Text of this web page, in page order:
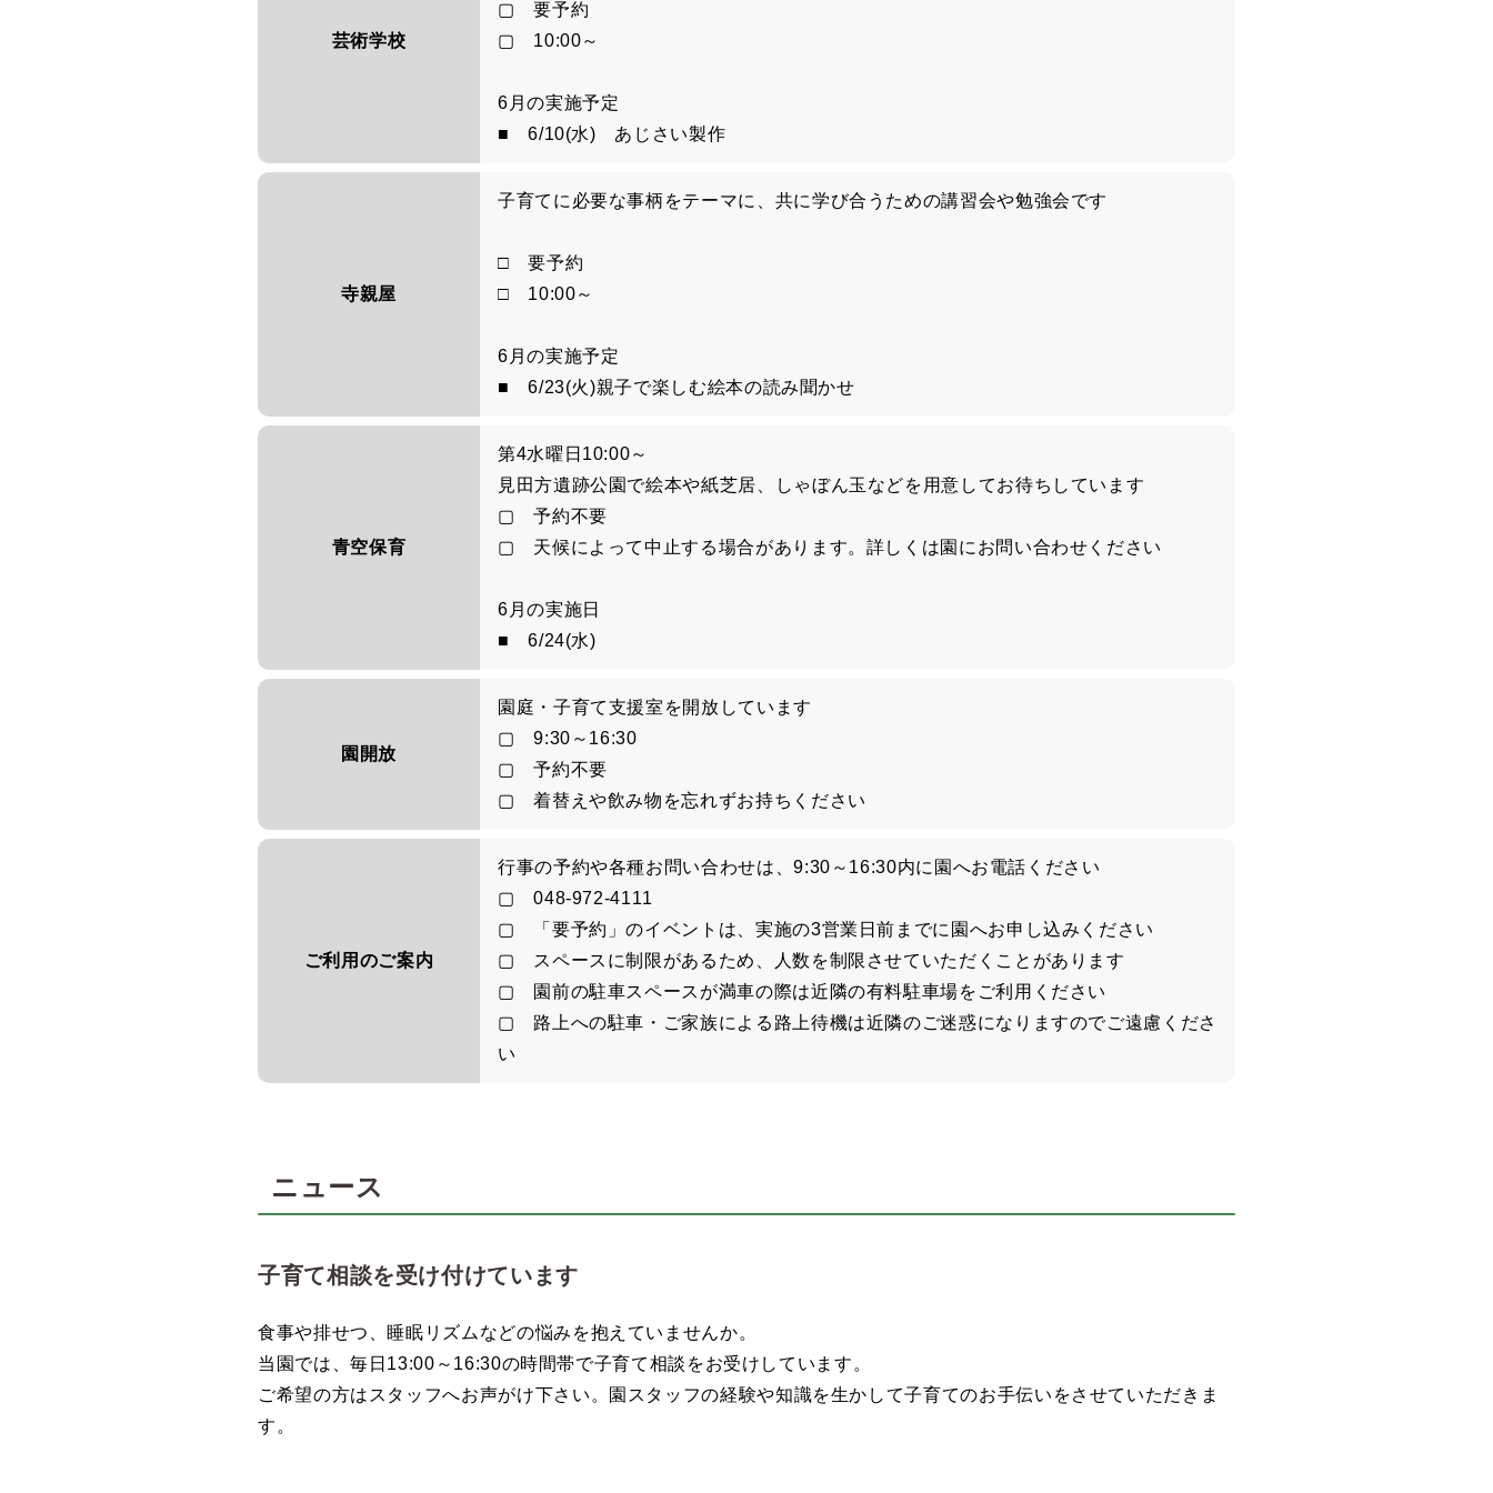
芸術学校
▢ 要予約
▢ 10:00～
6月の実施予定
■ 6/10(水) あじさい製作
寺親屋
子育てに必要な事柄をテーマに、共に学び合うための講習会や勉強会です
□ 要予約
□ 10:00～
6月の実施予定
■ 6/23(火)親子で楽しむ絵本の読み聞かせ
青空保育
第4水曜日10:00～
見田方遺跡公園で絵本や紙芝居、しゃぼん玉などを用意してお待ちしています
▢ 予約不要
▢ 天候によって中止する場合があります。詳しくは園にお問い合わせください
6月の実施日
■ 6/24(水)
園開放
園庭・子育て支援室を開放しています
▢ 9:30～16:30
▢ 予約不要
▢ 着替えや飲み物を忘れずお持ちください
ご利用のご案内
行事の予約や各種お問い合わせは、9:30～16:30内に園へお電話ください
▢ 048-972-4111
▢ 「要予約」のイベントは、実施の3営業日前までに園へお申し込みください
▢ スペースに制限があるため、人数を制限させていただくことがあります
▢ 園前の駐車スペースが満車の際は近隣の有料駐車場をご利用ください
▢ 路上への駐車・ご家族による路上待機は近隣のご迷惑になりますのでご遠慮くださ
い
ニュース
子育て相談を受け付けています
食事や排せつ、睡眠リズムなどの悩みを抱えていませんか。
当園では、毎日13:00～16:30の時間帯で子育て相談をお受けしています。
ご希望の方はスタッフへお声がけ下さい。園スタッフの経験や知識を生かして子育てのお手伝いをさせていただきま
す。